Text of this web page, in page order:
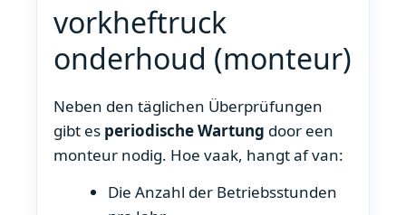
vorkheftruck
onderhoud (monteur)
Neben den täglichen Überprüfungen
gibt es periodische Wartung door een
monteur nodig. Hoe vaak, hangt af van:
Die Anzahl der Betriebsstunden